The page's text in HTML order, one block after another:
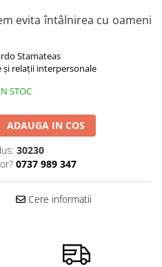
evita întâlnirea cu oameni
Stamateas
și relații interpersonale
STOC
ADAUGA IN COS
30230
0737 989 347
Cere informatii